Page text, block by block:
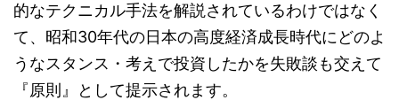
的なテクニカル手法を解説されているわけではなく
て、昭和30年代の日本の高度経済成長時代にどのよ
うなスタンス・考えで投資したかを失敗談も交えて
『原則』として提示されます。